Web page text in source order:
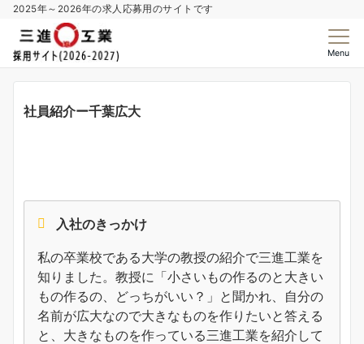
2025年～2026年の求人応募用のサイトです
Menu
社員紹介ー千葉広大
入社のきっかけ
私の卒業校である大学の教授の紹介で三進工業を
知りました。教授に「小さいもの作るのと大きい
もの作るの、どっちがいい？」と聞かれ、自分の
名前が広大なので大きなものを作りたいと答える
と、大きなものを作っている三進工業を紹介して